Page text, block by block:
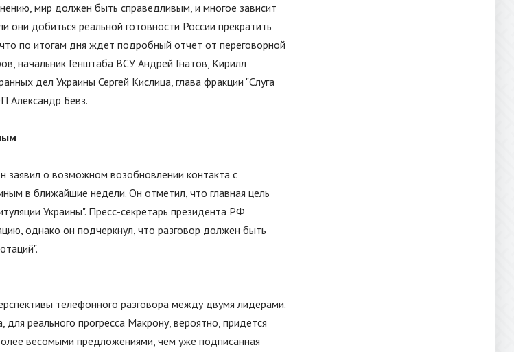
мир должен быть справедливым, и многое зависит
они добиться реальной готовности России прекратить
по итогам дня ждет подробный отчет от переговорной
начальник Генштаба ВСУ Андрей Гнатов, Кирилл
дел Украины Сергей Кислица, глава фракции "Слуга
Александр Бевз.
о возможном возобновлении контакта с
в ближайшие недели. Он отметил, что главная цель
Украины". Пресс-секретарь президента РФ
однако он подчеркнул, что разговор должен быть
".
телефонного разговора между двумя лидерами.
для реального прогресса Макрону, вероятно, придется
весомыми предложениями, чем уже подписанная